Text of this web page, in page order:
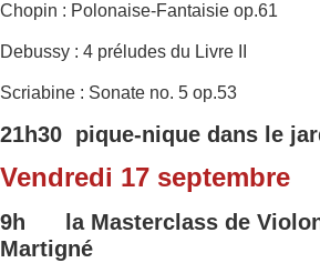
Chopin : Polonaise-Fantaisie op.61
Debussy : 4 préludes du Livre II
Scriabine : Sonate no. 5 op.53
21h30 pique-nique dans le
Vendredi 17 septembre
9h
la Masterclass de
Martigné